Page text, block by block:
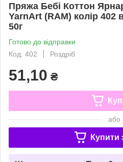
Пряжа Бебі Коттон
YarnArt (RAM) колір 402
50г
Готово до відправки
Код: 402
Роздріб
51,10 ₴
або
Купити